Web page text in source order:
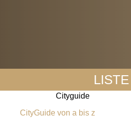
LISTE
Cityguide
CityGuide von a bis z